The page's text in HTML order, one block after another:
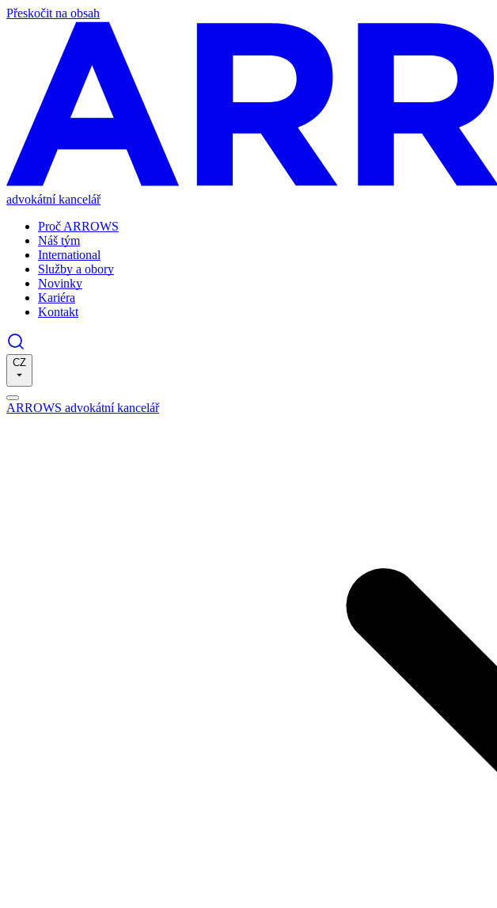
Přeskočit na obsah
advokátní kancelář
Proč ARROWS
Náš tým
International
Služby a obory
Novinky
Kariéra
Kontakt
CZ
ARROWS advokátní kancelář